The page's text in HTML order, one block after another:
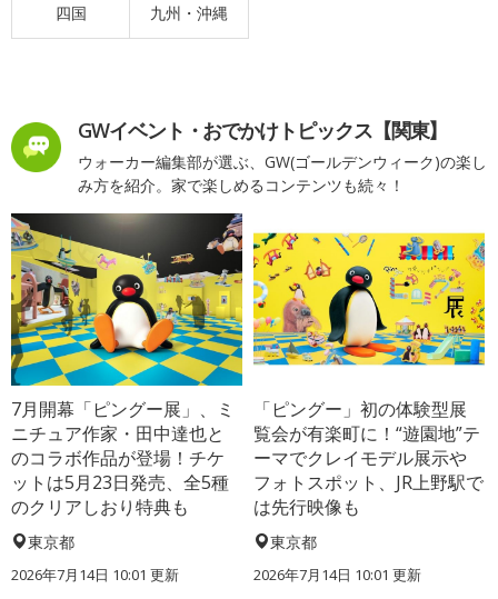
四国 九州・沖縄
GWイベント・おでかけトピックス【関東】
ウォーカー編集部が選ぶ、GW(ゴールデンウィーク)の楽し
み方を紹介。家で楽しめるコンテンツも続々！
7月開幕「ピングー展」、ミ
ニチュア作家・田中達也と
のコラボ作品が登場！チケ
ットは5月23日発売、全5種
のクリアしおり特典も
東京都
2026年7月14日 10:01 更新
「ピングー」初の体験型展
覧会が有楽町に！“遊園地”テ
ーマでクレイモデル展示や
フォトスポット、JR上野駅で
は先行映像も
東京都
2026年7月14日 10:01 更新